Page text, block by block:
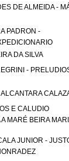
DE ALMEIDA -
PADRON -
DA SILVA
-
E CALUDIO
MARÉ BEIRA
JUNIOR -